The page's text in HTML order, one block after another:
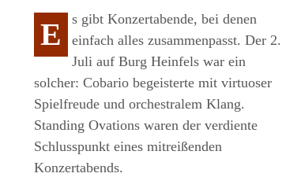
E
s gibt Konzertabende, bei denen
einfach alles zusammenpasst. Der 2.
Juli auf Burg Heinfels war ein
solcher: Cobario begeisterte mit virtuoser
Spielfreude und orchestralem Klang.
Standing Ovations waren der verdiente
Schlusspunkt eines mitreißenden
Konzertabends.